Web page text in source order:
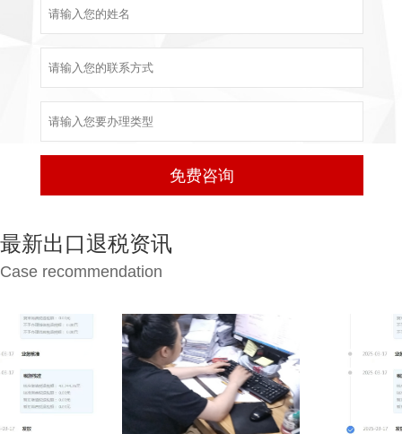
最新出口退税资讯
Case recommendation